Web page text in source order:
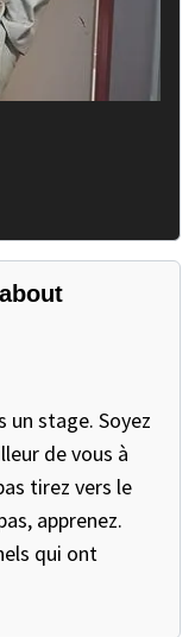
un stage. Soyez
de vous à
tirez vers le
apprenez.
qui ont